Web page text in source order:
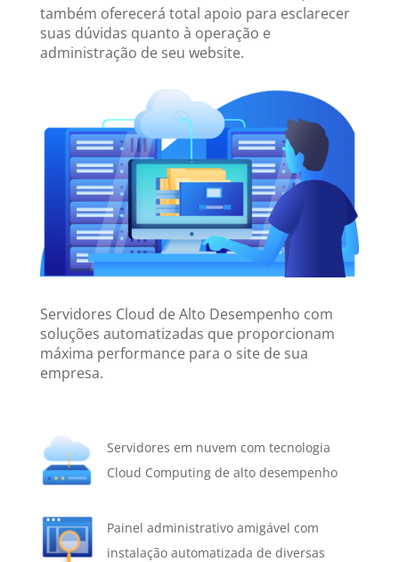
também oferecerá total apoio para esclarecer
suas dúvidas quanto à operação e
administração de seu website.
Servidores Cloud de Alto Desempenho com
soluções automatizadas que proporcionam
máxima performance para o site de sua
empresa.
Servidores em nuvem com tecnologia
Cloud Computing de alto desempenho
Painel administrativo amigável com
instalação automatizada de diversas